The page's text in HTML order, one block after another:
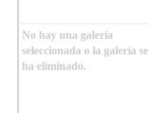
No hay una galería
seleccionada o la galería se
ha eliminado.